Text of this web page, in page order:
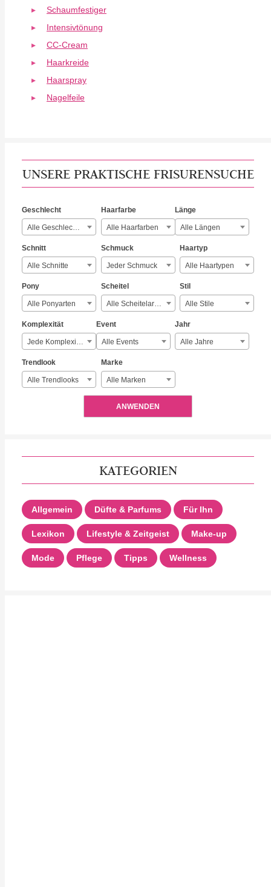
Schaumfestiger
Intensivtönung
CC-Cream
Haarkreide
Haarspray
Nagelfeile
UNSERE PRAKTISCHE FRISURENSUCHE
Geschlecht
Alle Geschlechter
Haarfarbe
Alle Haarfarben
Länge
Alle Längen
Schnitt
Alle Schnitte
Schmuck
Jeder Schmuck
Haartyp
Alle Haartypen
Pony
Alle Ponyarten
Scheitel
Alle Scheitelarten
Stil
Alle Stile
Komplexität
Jede Komplexität
Event
Alle Events
Jahr
Alle Jahre
Trendlook
Alle Trendlooks
Marke
Alle Marken
ANWENDEN
KATEGORIEN
Allgemein Düfte & Parfums Für Ihn
Lexikon Lifestyle & Zeitgeist Make-up
Mode Pflege Tipps Wellness